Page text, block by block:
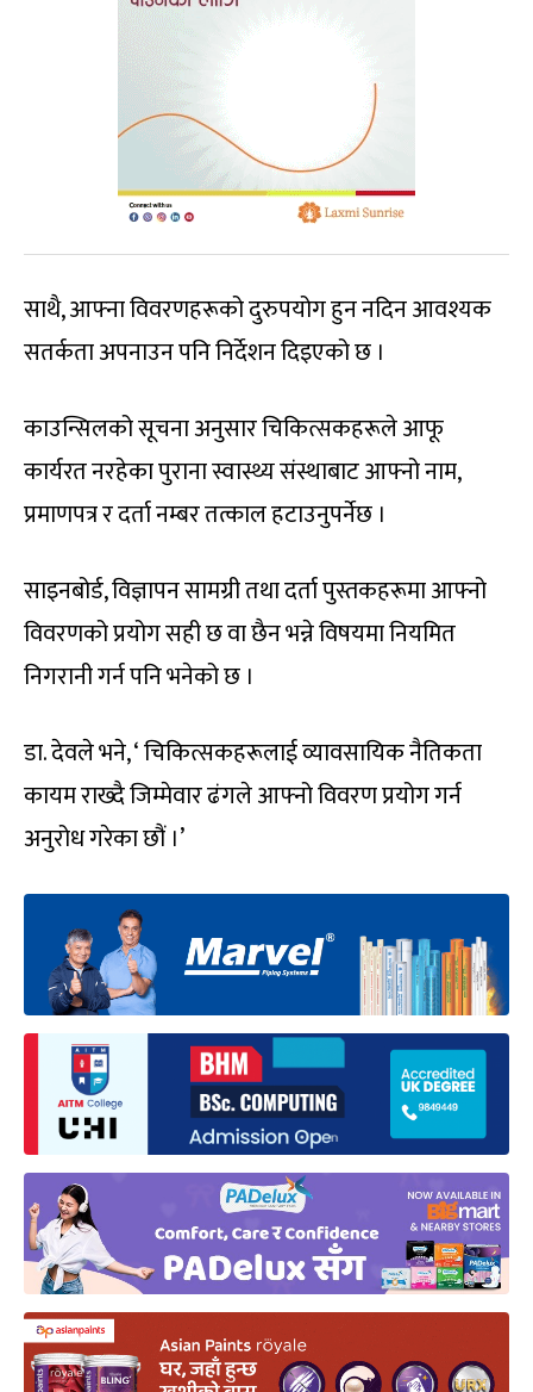
साथै, आफ्ना विवरणहरूको दुरुपयोग हुन नदिन आवश्यक
सतर्कता अपनाउन पनि निर्देशन दिइएको छ ।
काउन्सिलको सूचना अनुसार चिकित्सकहरूले आफू
कार्यरत नरहेका पुराना स्वास्थ्य संस्थाबाट आफ्नो नाम,
प्रमाणपत्र र दर्ता नम्बर तत्काल हटाउनुपर्नेछ ।
साइनबोर्ड, विज्ञापन सामग्री तथा दर्ता पुस्तकहरूमा आफ्नो
विवरणको प्रयोग सही छ वा छैन भन्ने विषयमा नियमित
निगरानी गर्न पनि भनेको छ ।
डा. देवले भने, ‘ चिकित्सकहरूलाई व्यावसायिक नैतिकता
कायम राख्दै जिम्मेवार ढंगले आफ्नो विवरण प्रयोग गर्न
अनुरोध गरेका छौं ।’